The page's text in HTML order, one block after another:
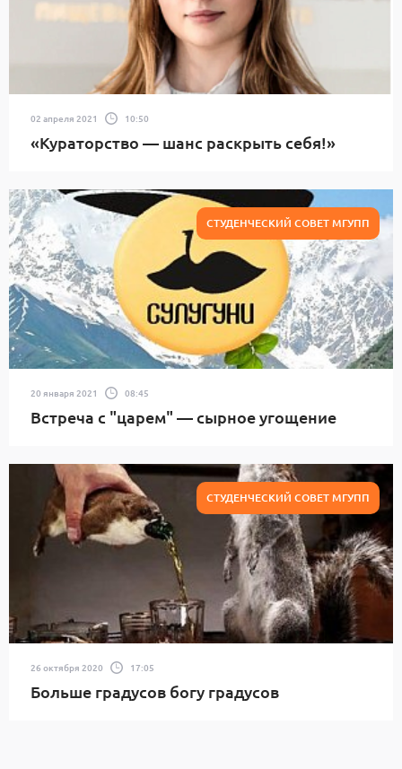
02 апреля 2021 10:50
«Кураторство — шанс раскрыть себя!»
СТУДЕНЧЕСКИЙ СОВЕТ МГУПП
20 января 2021 08:45
Встреча с "царем" — сырное угощение
СТУДЕНЧЕСКИЙ СОВЕТ МГУПП
26 октября 2020 17:05
Больше градусов богу градусов